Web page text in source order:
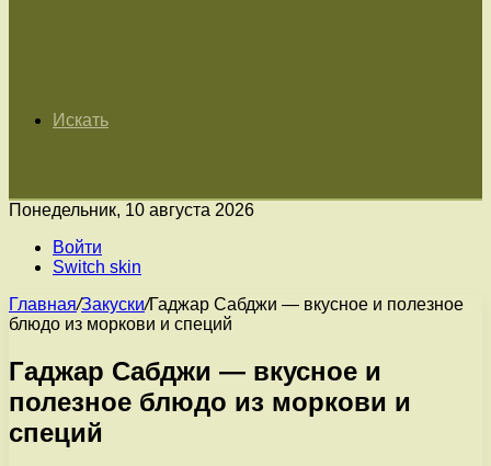
Искать
Понедельник, 10 августа 2026
Войти
Switch skin
Главная/Закуски/Гаджар Сабджи — вкусное и полезное
блюдо из моркови и специй
Гаджар Сабджи — вкусное и
полезное блюдо из моркови и
специй